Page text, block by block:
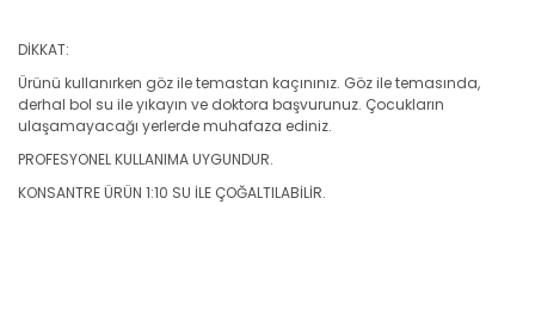
DİKKAT:
Ürünü kullanırken göz ile temastan kaçınınız. Göz ile temasında,
derhal bol su ile yıkayın ve doktora başvurunuz. Çocukların
ulaşamayacağı yerlerde muhafaza ediniz.
PROFESYONEL KULLANIMA UYGUNDUR.
KONSANTRE ÜRÜN 1:10 SU İLE ÇOĞALTILABİLİR.